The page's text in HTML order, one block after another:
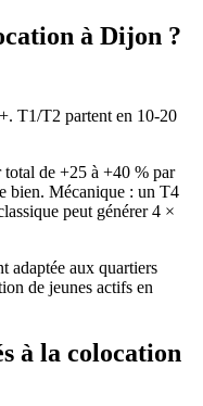
à Dijon ?
T1/T2 partent en 10-20
de +25 à +40 % par
bien. Mécanique : un T4
peut générer 4 ×
adaptée aux quartiers
de jeunes actifs en
à la colocation